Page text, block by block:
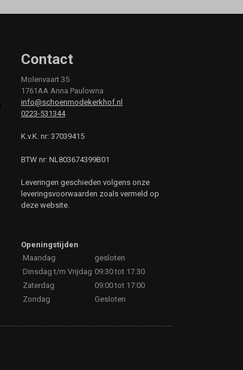
Contact
Molenvaart 35
1761AA Anna Paulowna
info@schoenmodekerkhof.nl
0223-531344
K.v.K. nr: 37039415
BTW nr: NL803674399B01
Leveringen geschieden volgens onze
leveringsvoorwaarden zoals vermeld op
deze website.
Openingstijden
Maandag
gesloten
Dinsdag t/m Vrijdag 09:30 tot 17.30
Zaterdag
09:00 tot 17:00
Zondag
Gesloten